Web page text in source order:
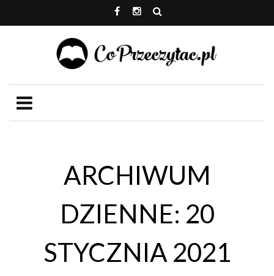
ARCHIWUM
DZIENNE: 20
STYCZNIA 2021